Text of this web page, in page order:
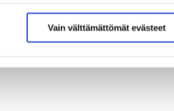
Vain välttämättömät evästeet